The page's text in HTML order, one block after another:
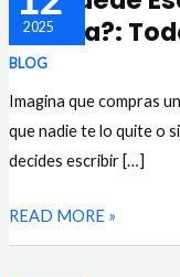
2025
Lotería?:
BLOG
Imagina que compras
que nadie te lo quite o
decides escribir […]
ESCRIBIR
EN
UN
DÉCIMO
DE
TODO
READ MORE »